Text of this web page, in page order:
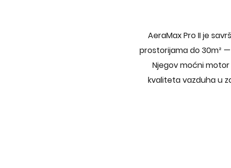
AeraMax Pro II je
prostorijama do 30m²
Njegov moćni
kvaliteta vazduha u